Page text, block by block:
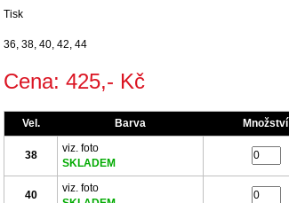
Tisk
36, 38, 40, 42, 44
Cena: 425,- Kč
Vel. Barva Množství
38
viz. foto
SKLADEM
40
viz. foto